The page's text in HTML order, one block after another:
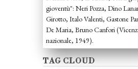
gioventù": Neri Pozza, Dino
Girotto, Italo Valenti, Gastone
De Maria, Bruno Canfori
nazionale, 1949).
TAG CLOUD